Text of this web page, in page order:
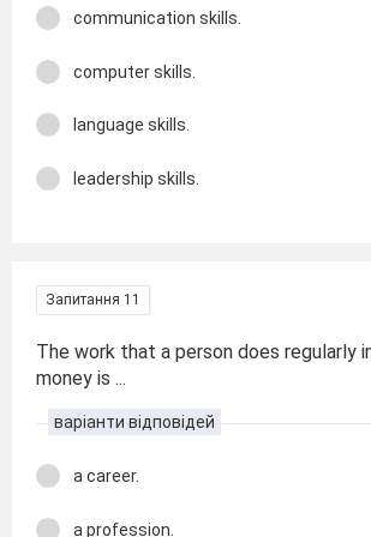
communication skills.
computer skills.
language skills.
leadership skills.
Запитання 11
The work that a person does regularly
money is ...
варіанти відповідей
a career.
a profession.